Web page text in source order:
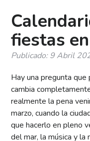
fiestas
Hay una pregunta que
cambia
realmente la pena
marzo, cuando la
que hacerlo en pleno
del mar, la música y la
Publicado: 9 Abril